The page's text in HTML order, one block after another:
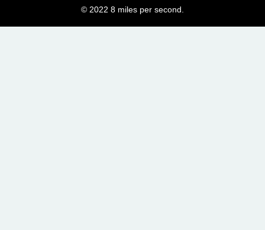
© 2022 8 miles per second.